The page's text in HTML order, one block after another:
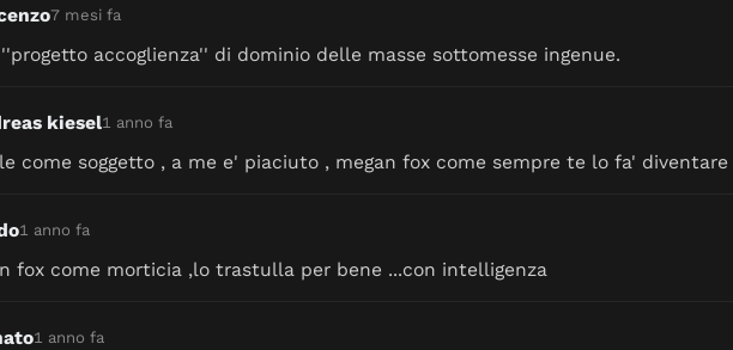
7 mesi fa
accoglienza'' di dominio delle masse sottomesse ingenue.
kiesel1 anno fa
come soggetto , a me e' piaciuto , megan fox come sempre te lo fa'
1 anno fa
fox come morticia ,lo trastulla per bene ...con intelligenza
1 anno fa